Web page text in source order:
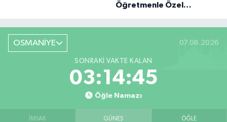
Öğretmenle Özel
OSMANİYE 07.08.2026
SONRAKI VAKTE KALAN
03:14:44
Öğle Namazı
İMSAK GÜNEŞ ÖĞLE